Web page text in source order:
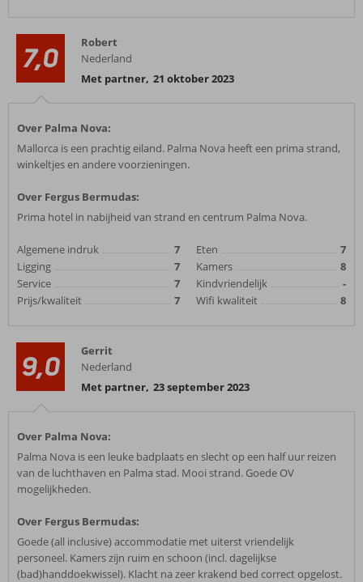
7,0
Robert
Nederland
Met partner, 21 oktober 2023
Over Palma Nova:
Mallorca is een prachtig eiland. Palma Nova heeft een prima strand,
winkeltjes en andere voorzieningen.
Over Fergus Bermudas:
Prima hotel in nabijheid van strand en centrum Palma Nova.
Algemene indruk
7
Ligging
7
Service
7
Prijs/kwaliteit
7
Eten
7
Kamers
8
Kindvriendelijk
-
Wifi kwaliteit
8
9,0
Gerrit
Nederland
Met partner, 23 september 2023
Over Palma Nova:
Palma Nova is een leuke badplaats en slecht op een half uur reizen
van de luchthaven en Palma stad. Mooi strand. Goede OV
mogelijkheden.
Over Fergus Bermudas:
Goede (all inclusive) accommodatie met uiterst vriendelijk
personeel. Kamers zijn ruim en schoon (incl. dagelijkse
(bad)handdoekwissel). Klacht na zeer krakend bed correct opgelost.